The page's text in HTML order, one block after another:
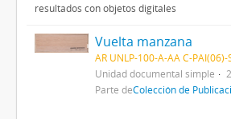
resultados con objetos digitales
Vuelta manzana
AR UNLP-100-A-AA C-PAI(06)-
Unidad documental simple
Parte deColección de